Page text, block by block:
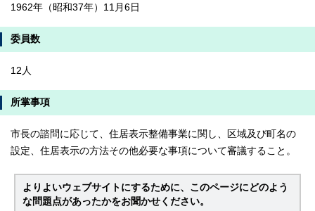
1962年（昭和37年）11月6日
委員数
12人
所掌事項
市長の諮問に応じて、住居表示整備事業に関し、区域及び町名の
設定、住居表示の方法その他必要な事項について審議すること。
よりよいウェブサイトにするために、このページにどのよう
な問題点があったかをお聞かせください。